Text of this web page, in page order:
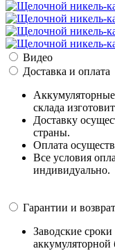
Видео
Доставка и оплата
склада
Доставку
страны.
Оплата
Все условия
индивидуально.
Гарантии и возврат
Заводские
аккумуляторной